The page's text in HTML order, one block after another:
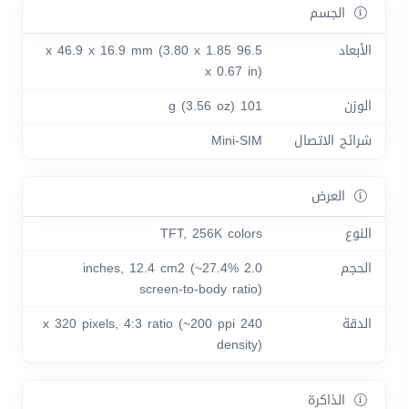
الجسم
الأبعاد
96.5 x 46.9 x 16.9 mm (3.80 x 1.85
x 0.67 in)
الوزن
101 g (3.56 oz)
شرائح الاتصال
Mini-SIM
العرض
النوع
TFT, 256K colors
الحجم
2.0 inches, 12.4 cm2 (~27.4%
screen-to-body ratio)
الدقة
240 x 320 pixels, 4:3 ratio (~200 ppi
density)
الذاكرة